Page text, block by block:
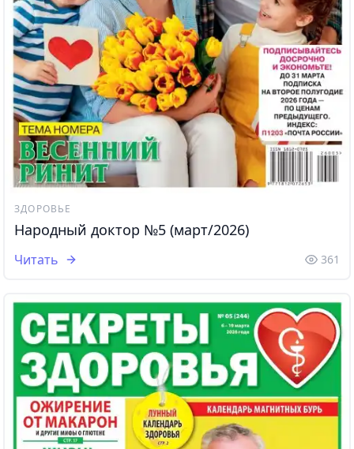
ЗДОРОВЬЕ
Народный доктор №5 (март/2026)
Читать 361